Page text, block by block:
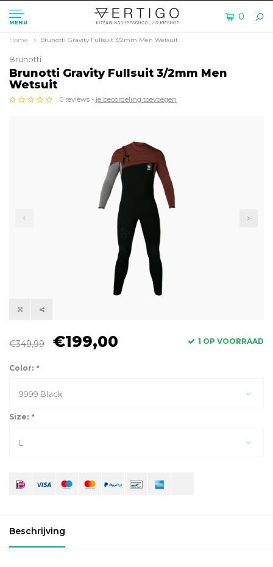
MENU
0
Home Brunotti Gravity Fullsuit 3/2mm Men Wetsuit
Brunotti
Brunotti Gravity Fullsuit 3/2mm Men
Wetsuit
0 reviews - je beoordeling toevoegen
€349,99 €199,00 1 OP VOORRAAD
Color: *
9999 Black
Size: *
L
Beschrijving